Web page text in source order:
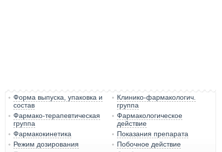
Форма выпуска, упаковка и
состав
Клинико-фармакологич.
группа
Фармако-терапевтическая
группа
Фармакологическое
действие
Фармакокинетика
Показания препарата
Режим дозирования
Побочное действие